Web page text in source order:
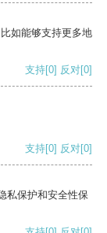
如能够支持更多地
支持[0] 反对[0]
支持[0] 反对[0]
私保护和安全性保